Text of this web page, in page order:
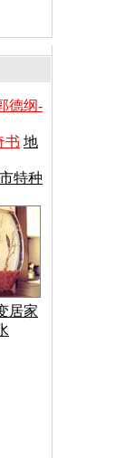
德纲-
书 地
特种
居家